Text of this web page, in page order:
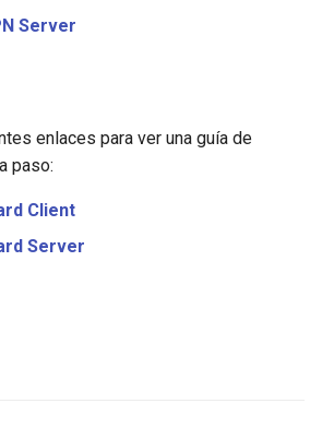
Server
enlaces para ver una guía de
paso:
Client
Server